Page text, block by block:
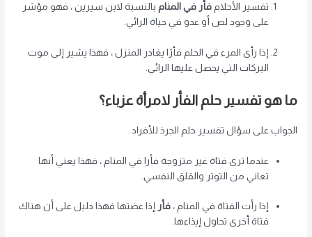
تفسير الأحلام فأر في المنام بالنسبة لابن سيرين ، فهو مؤشر
على وجود لص أو عدو في حياة الرائي.
إذا رأى المرء في الحلم فأرًا يغادر المنزل ، فهذا يشير إلى موت
البركات التي يحصل عليها الرائي.
ما هو تفسير حلم الفأر لامرأة عزباء؟
الجواب على سؤال تفسير حلم الجرذ للأفراد
عندما ترى فتاة غير متزوجة فأرا في المنام ، فهذا يعني أنها
تعاني من التوتر والقلق النفسي.
إذا رأت الفتاة في المنام ،فأر
إذا عضتها فهذا دليل على أن هناك
فتاة أخرى تحاول إيذاءها.